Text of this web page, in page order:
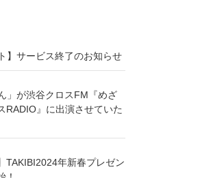
】サービス終了のお知らせ
」が渋谷クロスFM『めざ
RADIO』に出演させていた
TAKIBI2024年新春プレゼン